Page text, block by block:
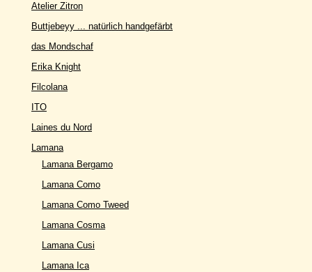
Atelier Zitron
Buttjebeyy ... natürlich handgefärbt
das Mondschaf
Erika Knight
Filcolana
ITO
Laines du Nord
Lamana
Lamana Bergamo
Lamana Como
Lamana Como Tweed
Lamana Cosma
Lamana Cusi
Lamana Ica